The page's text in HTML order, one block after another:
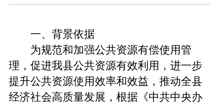
一、背景依据
为规范和加强公共资源有偿使用管
理，促进我县公共资源有效利用，进一步
提升公共资源使用效率和效益，推动全县
经济社会高质量发展，根据《中共中央办